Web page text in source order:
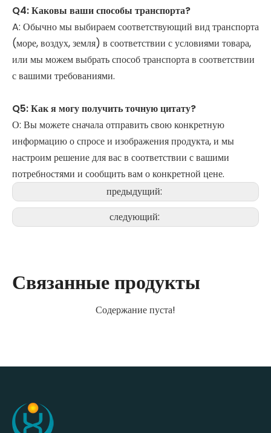
Q4: Каковы ваши способы транспорта?
A: Обычно мы выбираем соответствующий вид транспорта
(море, воздух, земля) в соответствии с условиями товара,
или мы можем выбрать способ транспорта в соответствии
с вашими требованиями.
Q5: Как я могу получить точную цитату?
О: Вы можете сначала отправить свою конкретную
информацию о спросе и изображения продукта, и мы
настроим решение для вас в соответствии с вашими
потребностями и сообщить вам о конкретной цене.
предыдущий:
следующий:
Связанные продукты
Содержание пуста!